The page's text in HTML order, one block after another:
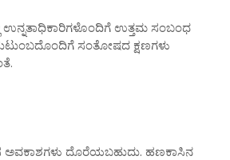
ಉನ್ನತಾಧಿಕಾರಿಗಳೊಂದಿಗೆ ಉತ್ತಮ ಸಂಬಂಧ
ಸಂತೋಷದ ಕ್ಷಣಗಳು
ಅವಕಾಶಗಳು ದೊರೆಯಬಹುದು. ಹಣಕಾಸಿನ